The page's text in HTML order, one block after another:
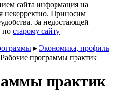
сайта информация на
некорректно. Приносим
За недостающей
по старому сайту
▸ Экономика, профиль
Рабочие программы практик
практик